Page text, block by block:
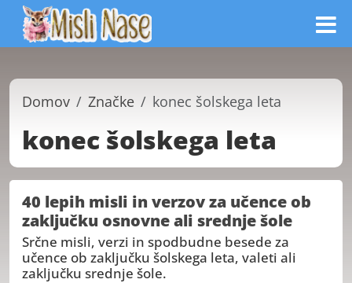
Domov Značke konec šolskega leta
konec šolskega leta
40 lepih misli in verzov za učence ob
zaključku osnovne ali srednje šole
Srčne misli, verzi in spodbudne besede za
učence ob zaključku šolskega leta, valeti ali
zaključku srednje šole.